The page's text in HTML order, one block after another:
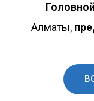
Алматы,